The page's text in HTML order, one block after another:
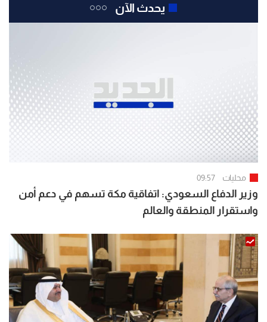
يحدث الآن
محليات 09:57
وزير الدفاع السعودي: اتفاقية مكة تسهم في دعم أمن
واستقرار المنطقة والعالم